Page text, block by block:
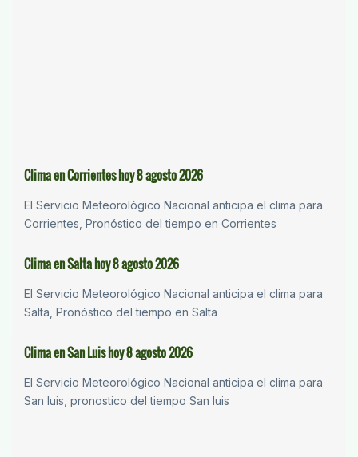
Clima en Corrientes hoy 8 agosto 2026
El Servicio Meteorológico Nacional anticipa el clima para
Corrientes, Pronóstico del tiempo en Corrientes
Clima en Salta hoy 8 agosto 2026
El Servicio Meteorológico Nacional anticipa el clima para
Salta, Pronóstico del tiempo en Salta
Clima en San Luis hoy 8 agosto 2026
El Servicio Meteorológico Nacional anticipa el clima para
San luis, pronostico del tiempo San luis